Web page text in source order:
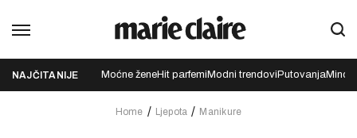
NAJČITANIJE Moćne ženeHit parfemi Modni trendovi Putovanja
Home Ljepota Manikure